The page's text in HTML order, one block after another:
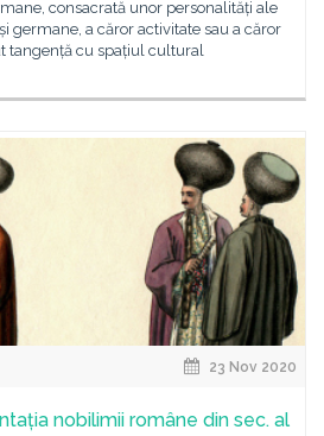
consacrată unor personalități ale
germane, a căror activitate sau a căror
tangență cu spațiul cultural
23 Nov 2020
nobilimii române din sec. al